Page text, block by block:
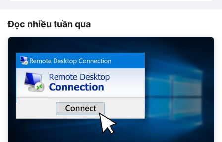
Đọc nhiều tuần qua